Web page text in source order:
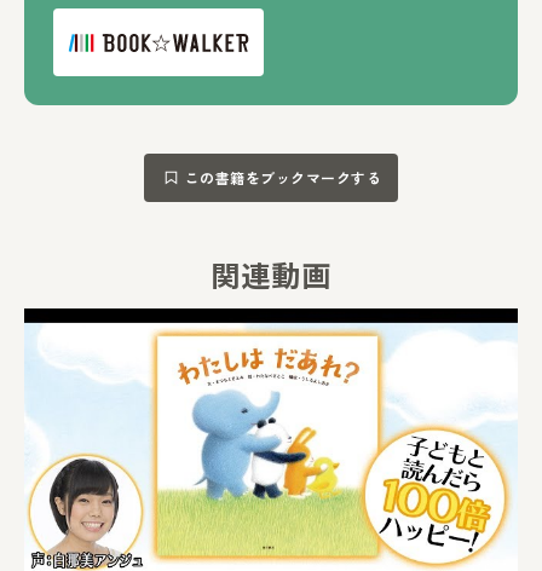
この書籍をブックマークする
関連動画